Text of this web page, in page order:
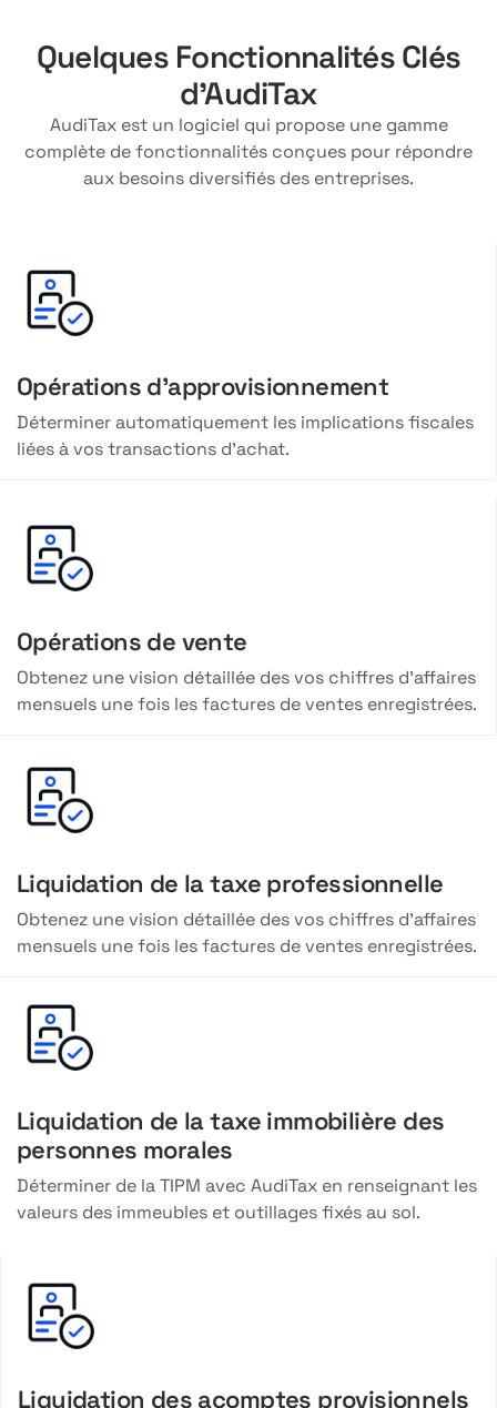
Quelques Fonctionnalités Clés
d'AudiTax
AudiTax est un logiciel qui propose une gamme
complète de fonctionnalités conçues pour répondre
aux besoins diversifiés des entreprises​.
Opérations d’approvisionnement
Déterminer automatiquement les implications fiscales
liées à vos transactions d’achat.
Opérations de vente
Obtenez une vision détaillée des vos chiffres d’affaires
mensuels une fois les factures de ventes enregistrées.
Liquidation de la taxe professionnelle
Obtenez une vision détaillée des vos chiffres d’affaires
mensuels une fois les factures de ventes enregistrées.
Liquidation de la taxe immobilière des
personnes morales
Déterminer de la TIPM avec AudiTax en renseignant les
valeurs des immeubles et outillages fixés au sol.
Liquidation des acomptes provisionnels